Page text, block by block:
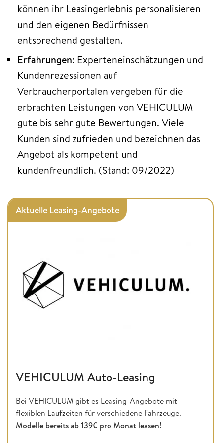
können ihr Leasingerlebnis personalisieren
und den eigenen Bedürfnissen
entsprechend gestalten.
Erfahrungen: Experteneinschätzungen und
Kundenrezessionen auf
Verbraucherportalen vergeben für die
erbrachten Leistungen von VEHICULUM
gute bis sehr gute Bewertungen. Viele
Kunden sind zufrieden und bezeichnen das
Angebot als kompetent und
kundenfreundlich. (Stand: 09/2022)
Aktuelle Leasing-Angebote
VEHICULUM Auto-Leasing
Bei VEHICULUM gibt es Leasing-Angebote mit
flexiblen Laufzeiten für verschiedene Fahrzeuge.
Modelle bereits ab 139€ pro Monat leasen!